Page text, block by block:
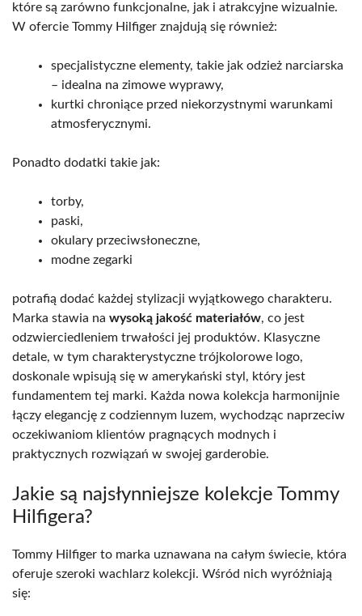
które są zarówno funkcjonalne, jak i atrakcyjne wizualnie.
W ofercie Tommy Hilfiger znajdują się również:
specjalistyczne elementy, takie jak odzież narciarska
– idealna na zimowe wyprawy,
kurtki chroniące przed niekorzystnymi warunkami
atmosferycznymi.
Ponadto dodatki takie jak:
torby,
paski,
okulary przeciwsłoneczne,
modne zegarki
potrafią dodać każdej stylizacji wyjątkowego charakteru.
Marka stawia na wysoką jakość materiałów, co jest
odzwierciedleniem trwałości jej produktów. Klasyczne
detale, w tym charakterystyczne trójkolorowe logo,
doskonale wpisują się w amerykański styl, który jest
fundamentem tej marki. Każda nowa kolekcja harmonijnie
łączy elegancję z codziennym luzem, wychodząc naprzeciw
oczekiwaniom klientów pragnących modnych i
praktycznych rozwiązań w swojej garderobie.
Jakie są najsłynniejsze kolekcje Tommy
Hilfigera?
Tommy Hilfiger to marka uznawana na całym świecie, która
oferuje szeroki wachlarz kolekcji. Wśród nich wyróżniają
się: